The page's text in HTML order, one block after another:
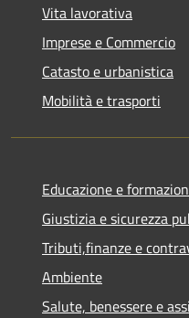
Vita lavorativa
Imprese e Commercio
Catasto e urbanistica
Mobilità e trasporti
Educazione e
Giustizia e sicurezza
Tributi,finanze e
Ambiente
Salute, benessere e